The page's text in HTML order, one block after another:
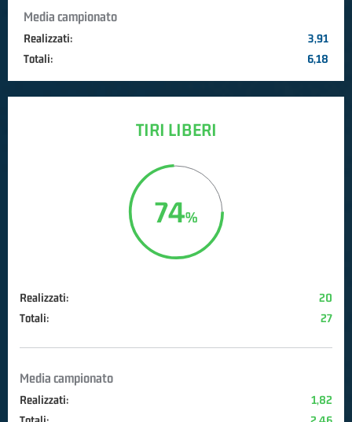
Media campionato
Realizzati:
3,91
Totali:
6,18
TIRI LIBERI
74
Realizzati:
20
Totali:
27
Media campionato
Realizzati:
1,82